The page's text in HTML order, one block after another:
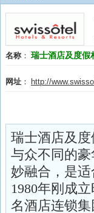
名称 ： 瑞士酒店及度假
网址 ： http://
瑞士酒店及度
与众不同的
妙融合，是
1980年刚成
名酒店连锁